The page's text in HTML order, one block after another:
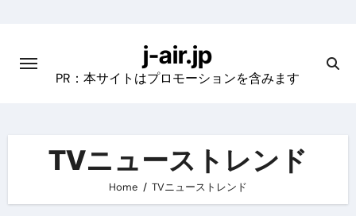
content
j-air.jp
PR：本サイトはプロモーションを含みます
TVニューストレンド
Home TVニューストレンド